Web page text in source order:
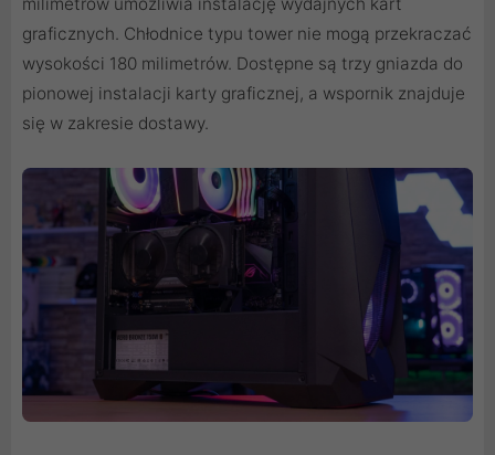
milimetrów umożliwia instalację wydajnych kart
graficznych. Chłodnice typu tower nie mogą przekraczać
wysokości 180 milimetrów. Dostępne są trzy gniazda do
pionowej instalacji karty graficznej, a wspornik znajduje
się w zakresie dostawy.